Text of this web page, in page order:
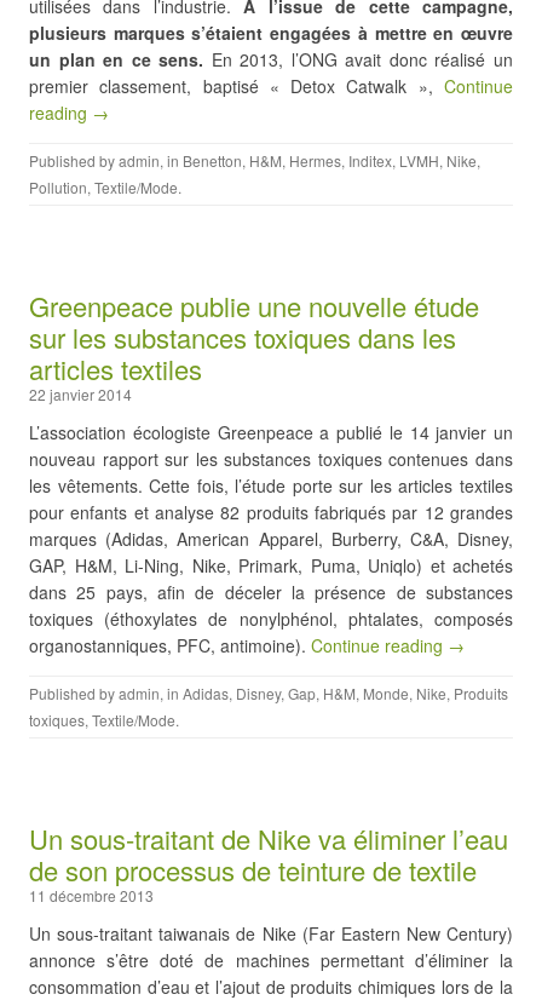
utilisées dans l’industrie.A l’issue de cette campagne,
plusieurs marques s’étaient engagées à mettre en œuvre
un plan en ce sens. En 2013, l’ONG avait donc réalisé un
premier classement, baptisé « Detox Catwalk », Continue
reading →
Published byadmin, in Benetton, H&M, Hermes, Inditex, LVMH, Nike,
Pollution, Textile/Mode.
Greenpeace publie une nouvelle étude
sur les substances toxiques dans les
articles textiles
22 janvier 2014
L’association écologiste Greenpeace a publié le 14 janvier un
nouveau rapport sur les substances toxiques contenues dans
les vêtements. Cette fois, l’étude porte sur les articles textiles
pour enfants et analyse 82 produits fabriqués par 12 grandes
marques (Adidas, American Apparel, Burberry, C&A, Disney,
GAP, H&M, Li-Ning, Nike, Primark, Puma, Uniqlo) et achetés
dans 25 pays, afin de déceler la présence de substances
toxiques (éthoxylates de nonylphénol, phtalates, composés
organostanniques, PFC, antimoine). Continue reading →
Published byadmin, in Adidas, Disney, Gap, H&M, Monde, Nike, Produits
toxiques, Textile/Mode.
Un sous-traitant de Nike va éliminer l’eau
de son processus de teinture de textile
11 décembre 2013
Un sous-traitant taiwanais de Nike (Far Eastern New Century)
annonce s’être doté de machines permettant d’éliminer la
consommation d’eau et l’ajout de produits chimiques lors de la